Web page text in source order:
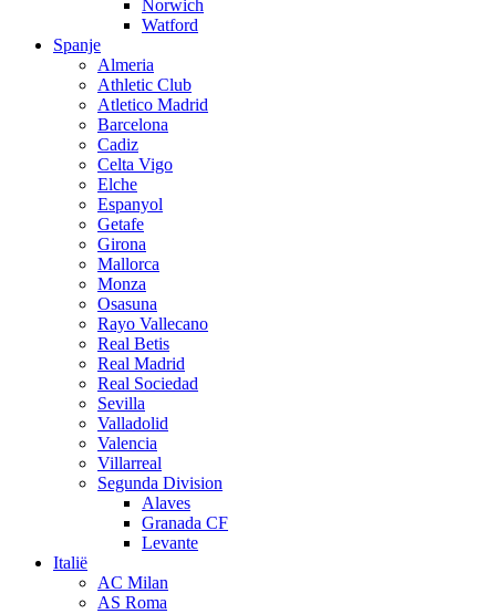
Norwich
Watford
Spanje
Almeria
Athletic Club
Atletico Madrid
Barcelona
Cadiz
Celta Vigo
Elche
Espanyol
Getafe
Girona
Mallorca
Monza
Osasuna
Rayo Vallecano
Real Betis
Real Madrid
Real Sociedad
Sevilla
Valladolid
Valencia
Villarreal
Segunda Division
Alaves
Granada CF
Levante
Italië
AC Milan
AS Roma